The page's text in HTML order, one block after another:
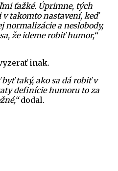
ťažké. Úprimne, tých
takomto nastavení, keď
normalizácie a neslobody,
že ideme robiť humor,“
inak.
taký, ako sa dá robiť v
definície humoru to za
dodal.